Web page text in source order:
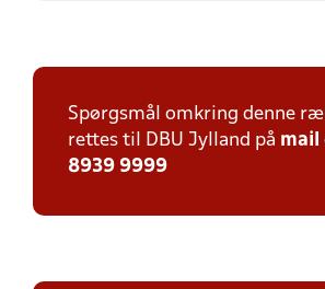
Spørgsmål omkring denne
rettes til DBU Jylland på mail
8939 9999